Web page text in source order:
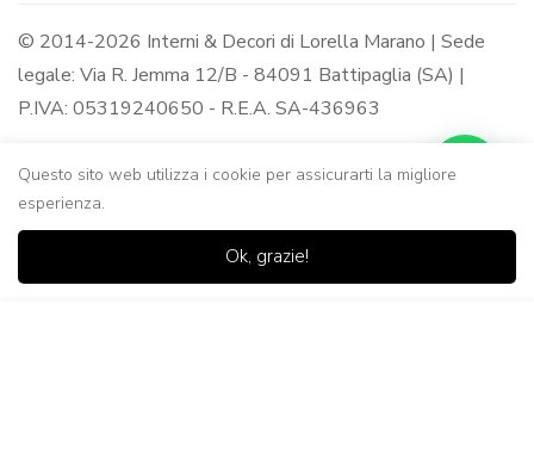
© 2014-2026 Interni & Decori di Lorella Marano | Sede
legale: Via R. Jemma 12/B - 84091 Battipaglia (SA) |
P.IVA: 05319240650 - R.E.A. SA-436963
Questo sito web utilizza i cookie per assicurarti la migliore
esperienza.
Ok, grazie!
Casa Negozio
0
Lista dei Carrello Ricerca